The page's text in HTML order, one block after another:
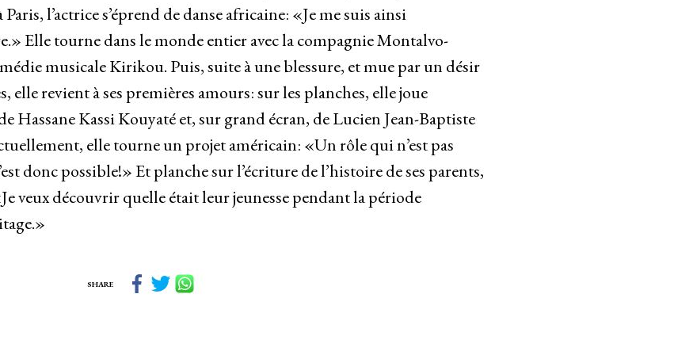
l’actrice s’éprend de danse africaine: «Je me suis ainsi
Elle tourne dans le monde entier avec la compagnie Montalvo-
musicale Kirikou. Puis, suite à une blessure, et mue par un désir
elle revient à ses premières amours: sur les planches, elle joue
Hassane Kassi Kouyaté et, sur grand écran, de Lucien Jean-Baptiste
elle tourne un projet américain: «Un rôle qui n’est pas
donc possible!» Et planche sur l’écriture de l’histoire de ses parents,
veux découvrir quelle était leur jeunesse pendant la période
SHARE